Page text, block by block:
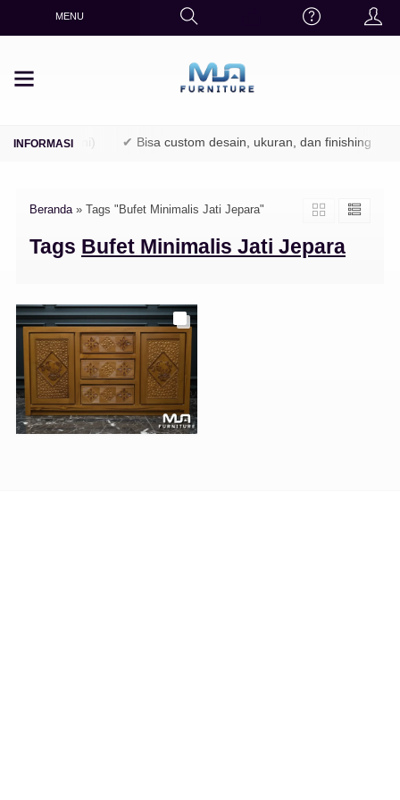
MENU
/ Perhutani) ✔ Bisa custom desain, ukuran, dan finishing
Beranda» Tags "Bufet Minimalis Jati Jepara"
Tags Bufet Minimalis Jati Jepara